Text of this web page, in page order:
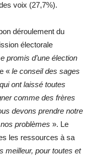
voix (27,7%).
déroulement du
électorale
promis d’une élection
« le conseil des sages
ont laissé toutes
comme des frères
devons prendre notre
problèmes ». Le
les ressources à sa
meilleur, pour toutes et